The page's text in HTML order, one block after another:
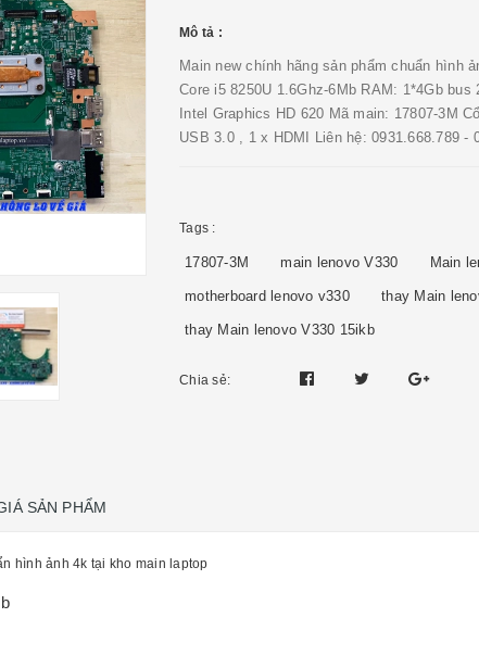
Mô tả :
Main new chính hãng sản phẩm chuẩn hình
Core i5 8250U 1.6Ghz-6Mb RAM: 1*4Gb bus
Intel Graphics HD 620 Mã main: 17807-3M
USB 3.0 , 1 x HDMI Liên hệ: 0931.668.789 -
Tags :
17807-3M main lenovo V330 Main
motherboard lenovo v330 thay Main
thay Main lenovo V330 15ikb
Chia sẻ:
SẢN PHẨM
hình ảnh 4k tại kho main laptop